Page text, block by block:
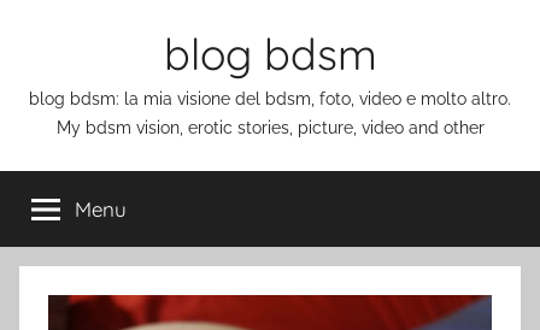
blog bdsm
blog bdsm: la mia visione del bdsm, foto, video e molto altro.
My bdsm vision, erotic stories, picture, video and other
Menu